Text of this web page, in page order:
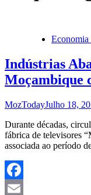
Indústrias
Moçambique
MozTodayJulho 18,
Durante décadas,
fábrica de televisores
associada ao período
Facebook